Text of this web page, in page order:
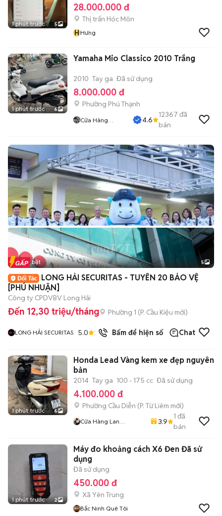
1 phút trước 5
28.000.000 đ
Thị trấn Hóc Môn
HHưng
1 phút trước 6
Yamaha Mio Classico 2010 Trắng
2010 Tay ga Đã sử dụng
8.000.000 đ
Phường Phú Thạnh
Cửa Hàng
4.6
12367 đã
bán
Tin nổi bật 5
LONG HẢI SECURITAS - TUYỂN 20 BẢO VỆ
[PHÚ NHUẬN]
Công ty CPDVBV Long Hải
Đến 12,30 triệu/tháng Phường 1 (P. Cầu Kiệu mới)
LONG HẢI SECURITAS 5.0 2 đã bánBấm để hiện số Chat
1 phút trước 6
Honda Lead Vàng kem xe đẹp nguyên
bản
2014 Tay ga 100 - 175 cc Đã sử dụng
4.100.000 đ
Phường Cầu Diễn (P. Từ Liêm mới)
Cửa Hàng Lan
3.9
1 đã
bán
1 phút trước 2
Máy đo khoảng cách X6 Đen Đã sử
dụng
Đã sử dụng
450.000 đ
Xã Yên Trung
Bắc Ninh Quê Tôi